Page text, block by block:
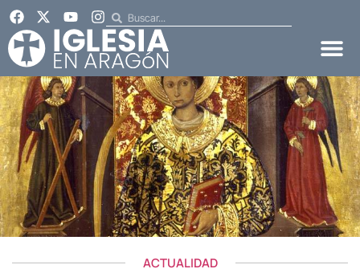
ACTUALIDAD